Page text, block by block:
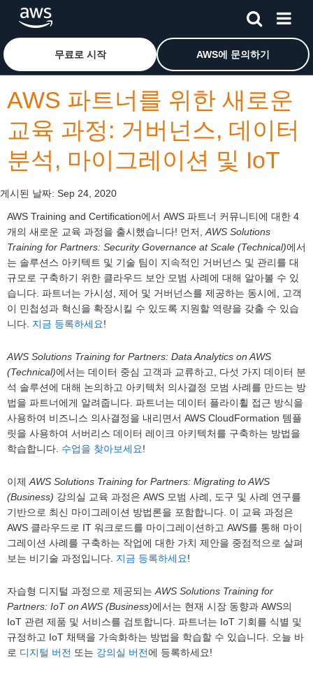
메인 콘텐츠로 건너뛰기Amazon Web Services 홈 페이지로 돌아가려면 여기를 클
무료로 시작 AWS에 문의하기
AWS 파트너를 위한 새로운
교육 과정: 거버넌스, 데이터
분석, 마이그레이션 및 IoT
게시된 날짜: Sep 24, 2020
AWS Training and Certification에서 AWS 파트너 커뮤니티에 대한 4
개의 새로운 교육 과정을 출시했습니다! 먼저, AWS Solutions
Training for Partners: Security Governance at Scale (Technical)에서
는 솔루션스 아키텍트 및 기술 팀이 지속적인 거버넌스 및 관리를 대
규모로 구축하기 위한 클라우드 보안 모범 사례에 대해 알아볼 수 있
습니다. 파트너는 가시성, 제어 및 거버넌스를 제공하는 동시에, 고객
이 민첩성과 혁신을 확장시킬 수 있도록 지원할 역량을 갖출 수 있습
니다. 지금 등록하세요!
AWS Solutions Training for Partners: Data Analytics on AWS
(Technical)에서는 데이터 중심 고객과 교류하고, 다섯 가지 데이터 분
석 솔루션에 대해 논의하고 아키텍처 의사결정 모범 사례를 만드는 방
법을 파트너에게 알려줍니다. 파트너는 데이터 플라이휠 접근 방식을
사용하여 비즈니스 의사결정을 내리면서 AWS CloudFormation 템플
릿을 사용하여 서버리스 데이터 레이크 아키텍처를 구축하는 방법을
학습합니다. 수업을 찾아보세요!
이제 AWS Solutions Training for Partners: Migrating to AWS
(Business) 강의실 교육 과정은 AWS 모범 사례, 도구 및 사례 연구를
기반으로 최신 마이그레이션 방법론을 포함합니다. 이 교육 과정은
AWS 클라우드로 IT 워크로드를 마이그레이션하고 AWS를 통해 마이
그레이션 사례를 구축하는 작업에 대한 가치 제안을 중점적으로 살펴
보는 비기술 과정입니다. 지금 등록하세요!
자습형 디지털 과정으로 제공되는 AWS Solutions Training for
Partners: IoT on AWS (Business)에서는 현재 시장 동향과 AWS의
IoT 관련 제품 및 서비스를 검토합니다. 파트너는 IoT 기회를 식별 및
규정하고 IoT 채택을 가속화하는 방법을 학습할 수 있습니다. 오늘 바
로 디지털 버전 또는 강의실 버전에 등록하세요!